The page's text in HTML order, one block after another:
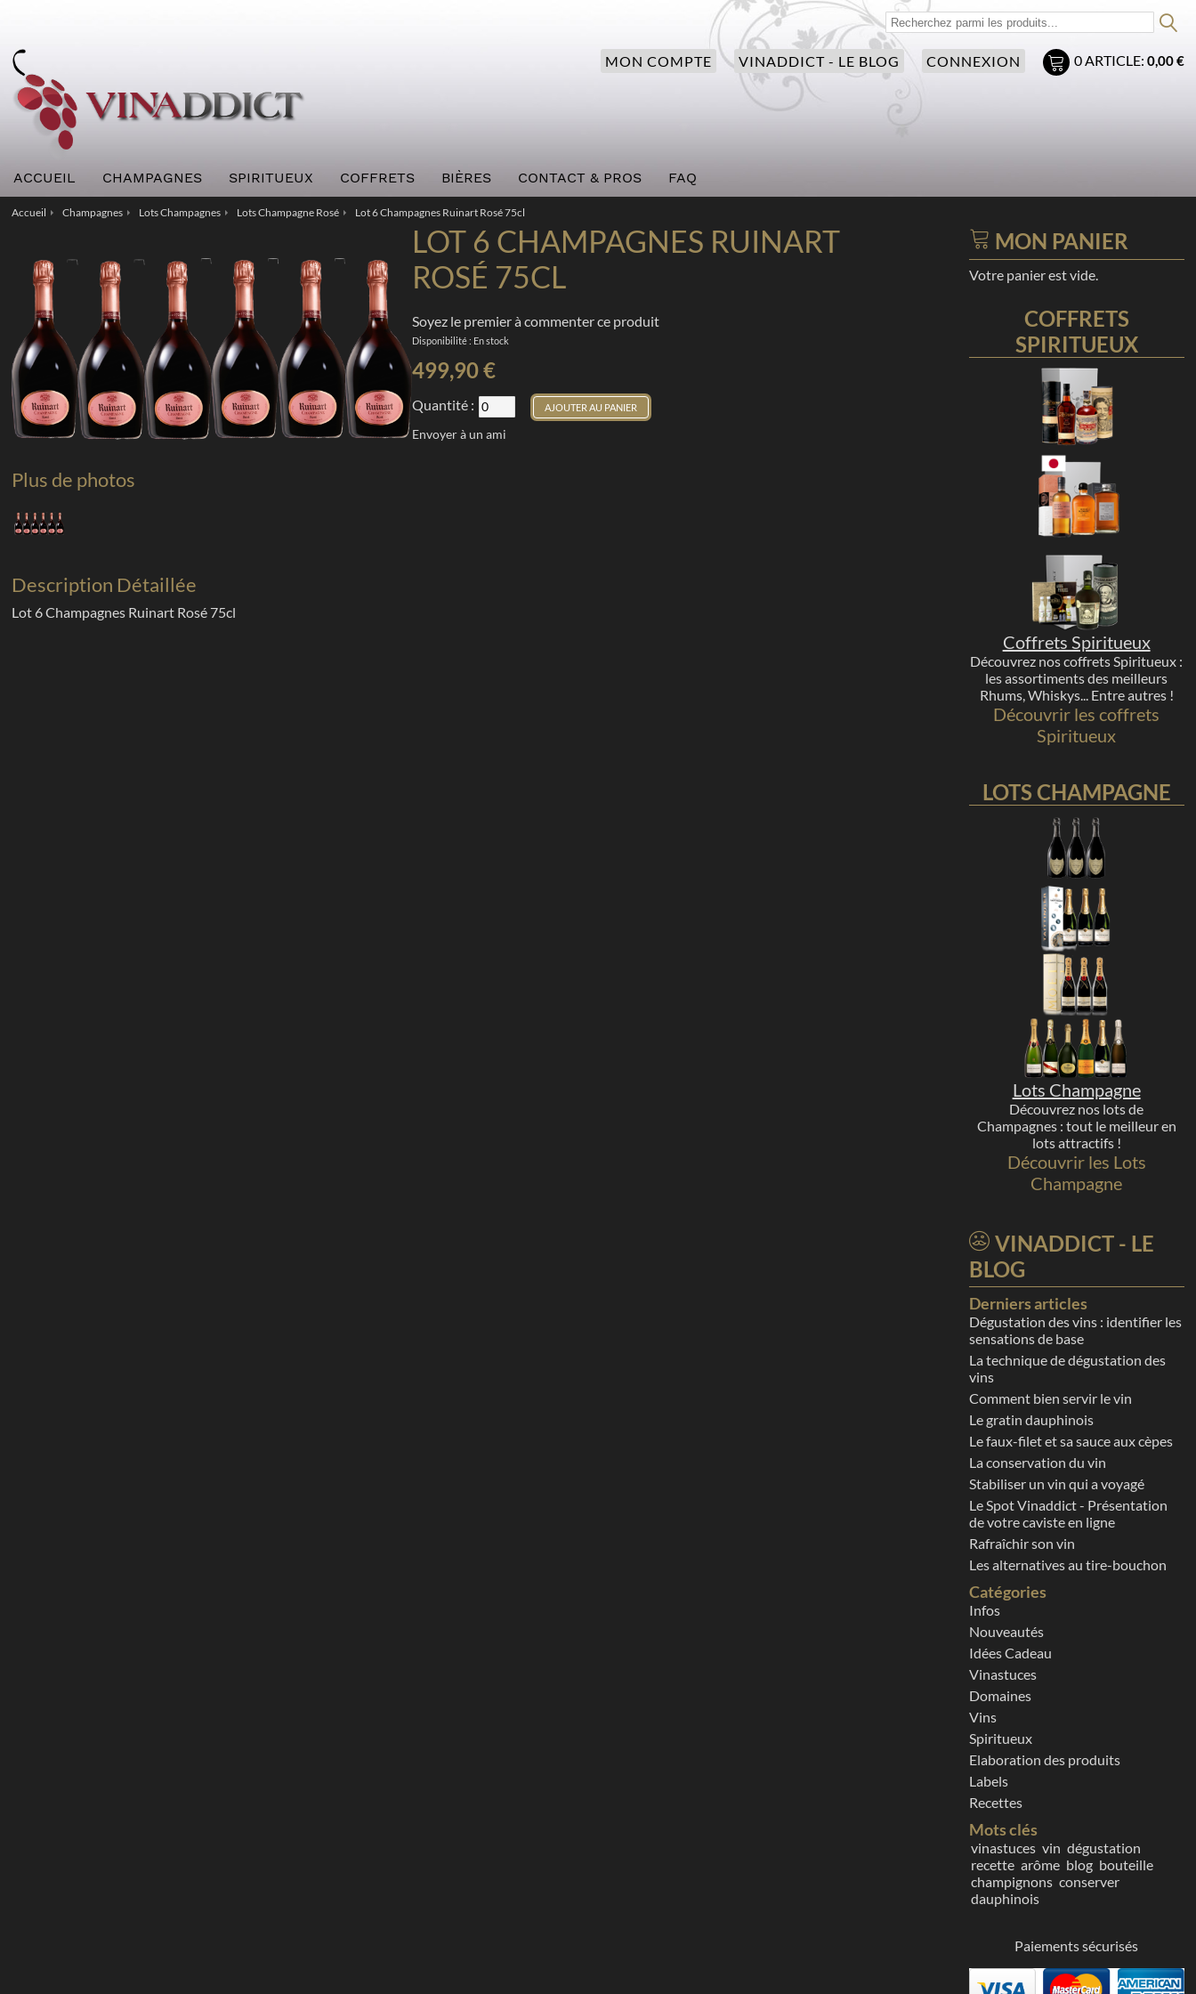
0ARTICLE: 0,00 €
MON COMPTE VINADDICT - LE BLOG CONNEXION
ACCUEIL CHAMPAGNES SPIRITUEUX COFFRETS BIÈRES CONTACT & PROS FAQ
Accueil Champagnes Lots Champagnes Lots Champagne Rosé Lot 6 Champagnes Ruinart Rosé 75cl
Plus de photos
LOT 6 CHAMPAGNES RUINART
ROSÉ 75CL
Soyez le premier à commenter ce produit
Disponibilité : En stock
499,90 €
Quantité : AJOUTER AU PANIER
Envoyer à un ami
Description Détaillée
Lot 6 Champagnes Ruinart Rosé 75cl
MON PANIER
Votre panier est vide.
COFFRETS
SPIRITUEUX
Coffrets Spiritueux
Découvrez nos coffrets Spiritueux :
les assortiments des meilleurs
Rhums, Whiskys... Entre autres !
Découvrir les coffrets
Spiritueux
LOTS CHAMPAGNE
Lots Champagne
Découvrez nos lots de
Champagnes : tout le meilleur en
lots attractifs !
Découvrir les Lots
Champagne
VINADDICT - LE
BLOG
Derniers articles
Dégustation des vins : identifier les
sensations de base
La technique de dégustation des
vins
Comment bien servir le vin
Le gratin dauphinois
Le faux-filet et sa sauce aux cèpes
La conservation du vin
Stabiliser un vin qui a voyagé
Le Spot Vinaddict - Présentation
de votre caviste en ligne
Rafraîchir son vin
Les alternatives au tire-bouchon
Catégories
Infos
Nouveautés
Idées Cadeau
Vinastuces
Domaines
Vins
Spiritueux
Elaboration des produits
Labels
Recettes
Mots clés
vinastuces vin dégustation
recette arôme blog bouteille
champignons conserver
dauphinois
Paiements sécurisés